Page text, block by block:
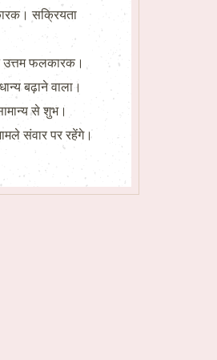
सक्रियता
फलकारक।
बढ़ाने वाला।
से शुभ।
संवार पर रहेंगे।